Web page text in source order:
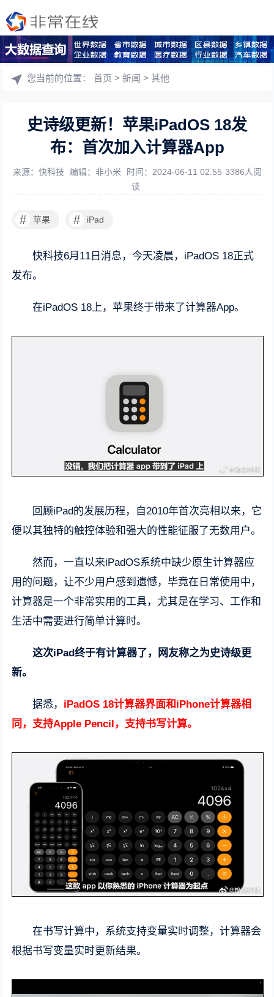
您当前的位置：首页 >新闻 >其他
史诗级更新！苹果iPadOS 18发
布：首次加入计算器App
来源：快科技 编辑：非小米 时间：2024-06-11 02:55 3386人阅
读
# 苹果 # iPad
快科技6月11日消息，今天凌晨，iPadOS 18正式
发布。
在iPadOS 18上，苹果终于带来了计算器App。
回顾iPad的发展历程，自2010年首次亮相以来，它
便以其独特的触控体验和强大的性能征服了无数用户。
然而，一直以来iPadOS系统中缺少原生计算器应
用的问题，让不少用户感到遗憾，毕竟在日常使用中，
计算器是一个非常实用的工具，尤其是在学习、工作和
生活中需要进行简单计算时。
这次iPad终于有计算器了，网友称之为史诗级更
新。
据悉， iPadOS 18计算器界面和iPhone计算器相
同，支持Apple Pencil，支持书写计算。
在书写计算中，系统支持变量实时调整，计算器会
根据书写变量实时更新结果。